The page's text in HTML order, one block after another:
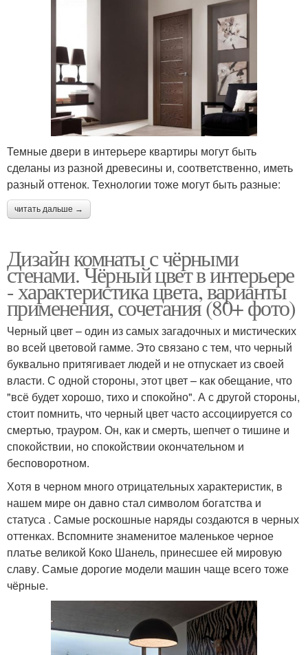
Темные двери в интерьере квартиры могут быть
сделаны из разной древесины и, соответственно, иметь
разный оттенок. Технологии тоже могут быть разные:
читать дальше →
Дизайн комнаты с чёрными
стенами. Чёрный цвет в интерьере
- характеристика цвета, варианты
применения, сочетания (80+ фото)
Черный цвет – один из самых загадочных и мистических
во всей цветовой гамме. Это связано с тем, что черный
буквально притягивает людей и не отпускает из своей
власти. С одной стороны, этот цвет – как обещание, что
"всё будет хорошо, тихо и спокойно". А с другой стороны,
стоит помнить, что черный цвет часто ассоциируется со
смертью, трауром. Он, как и смерть, шепчет о тишине и
спокойствии, но спокойствии окончательном и
бесповоротном.
Хотя в черном много отрицательных характеристик, в
нашем мире он давно стал символом богатства и
статуса . Самые роскошные наряды создаются в черных
оттенках. Вспомните знаменитое маленькое черное
платье великой Коко Шанель, принесшее ей мировую
славу. Самые дорогие модели машин чаще всего тоже
чёрные.